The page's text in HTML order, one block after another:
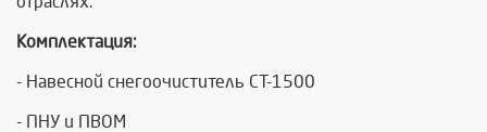
Комплектация:
- Навесной снегоочиститель СТ-1500
- ПНУ и ПВОМ